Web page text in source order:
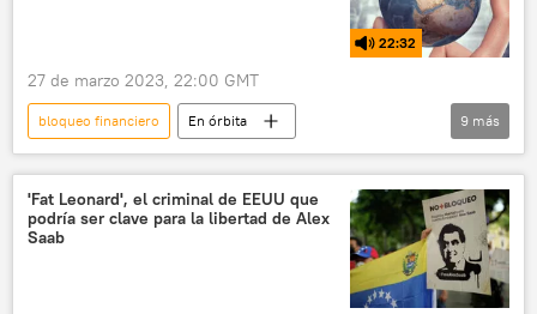
22:32
27 de marzo 2023, 22:00 GMT
bloqueo financiero
En órbita
Benjamín Netanyahu
El Salvador
Cuba
📰 Bloqueo económico contra Cuba
Asamblea Nacional del Poder Popular
9 más
'Fat Leonard', el criminal de EEUU que
podría ser clave para la libertad de Alex
Saab